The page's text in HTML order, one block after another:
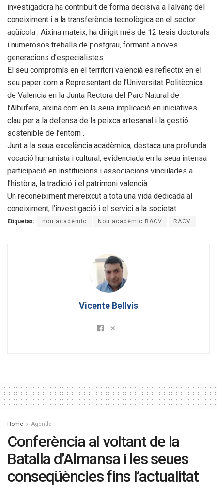
investigadora ha contribuït de forma decisiva a l’alvanç del
coneiximent i a la transferència tecnològica en el sector
aqüícola . Aixina mateix, ha dirigit més de 12 tesis doctorals
i numerosos treballs de postgrau, formant a noves
generacions d’especialistes.
El seu compromís en el territori valencià es reflectix en el
seu paper com a Representant de l’Universitat Politècnica
de Valencia en la Junta Rectora del Parc Natural de
l’Albufera, aixina com en la seua implicació en iniciatives
clau per a la defensa de la peixca artesanal i la gestió
sostenible de l’entorn .
Junt a la seua excelència acadèmica, destaca una profunda
vocació humanista i cultural, evidenciada en la seua intensa
participació en institucions i associacions vinculades a
l’història, la tradició i el patrimoni valencià.
Un reconeiximent mereixcut a tota una vida dedicada al
coneiximent, l’investigació i el servici a la societat.
Etiquetas: nou acadèmic Nou acadèmic RACV RACV
Vicente Bellvis
Home Agenda
Conferència al voltant de la
Batalla d’Almansa i les seues
conseqüències fins l’actualitat